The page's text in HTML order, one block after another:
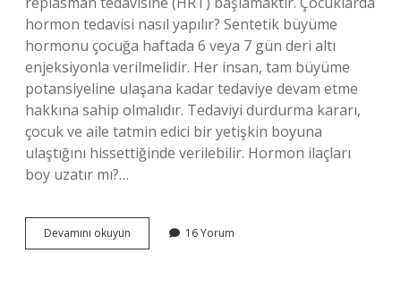
hormon tedavisi nasıl yapılır? Sentetik büyüme
hormonu çocuğa haftada 6 veya 7 gün deri altı
enjeksiyonla verilmelidir. Her insan, tam büyüme
potansiyeline ulaşana kadar tedaviye devam etme
hakkına sahip olmalıdır. Tedaviyi durdurma kararı,
çocuk ve aile tatmin edici bir yetişkin boyuna
ulaştığını hissettiğinde verilebilir. Hormon ilaçları
boy uzatır mı?…
Devamını okuyun Hormon
Tedavisi
16 Yorum